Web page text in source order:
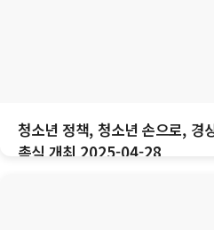
청소년 정책, 청소년 손으로, 경
촉식 개최 2025-04-28